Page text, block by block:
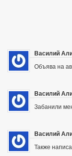
Василий
Объява на
Василий
Забанили
Василий
Также